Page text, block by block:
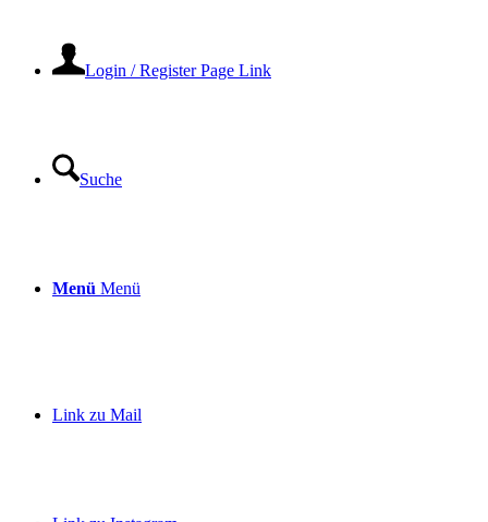
Login / Register Page Link
Suche
Menü Menü
Link zu Mail